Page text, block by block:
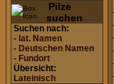
Pilze
suchen
Suchen nach:
- lat. Namen
- Deutschen Namen
- Fundort
Übersicht:
Lateinisch